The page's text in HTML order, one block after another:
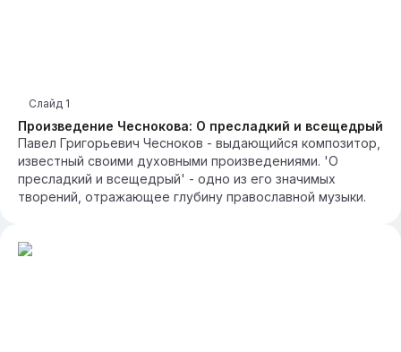
Произведение Чеснокова: О пресладкий и всещедрый
Слайд 1
Павел Григорьевич Чесноков - выдающийся композитор,
известный своими духовными произведениями. 'О
пресладкий и всещедрый' - одно из его значимых
творений, отражающее глубину православной музыки.